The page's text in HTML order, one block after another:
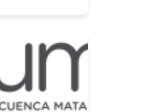
Aires,
diseño y la
proyectos,
la
de barrios
de Buenos